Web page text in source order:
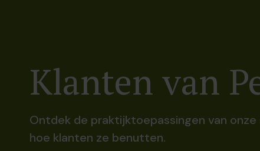
Klanten van
Ontdek de praktijktoepassingen van
hoe klanten ze benutten.